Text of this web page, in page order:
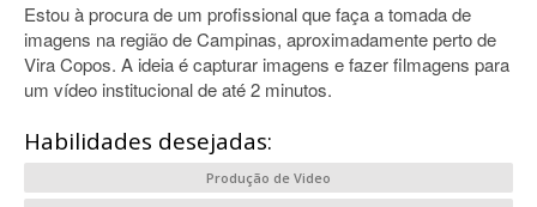
Estou à procura de um profissional que faça a tomada de
imagens na região de Campinas, aproximadamente perto de
Vira Copos. A ideia é capturar imagens e fazer filmagens para
um vídeo institucional de até 2 minutos.
Habilidades desejadas:
Produção de Video